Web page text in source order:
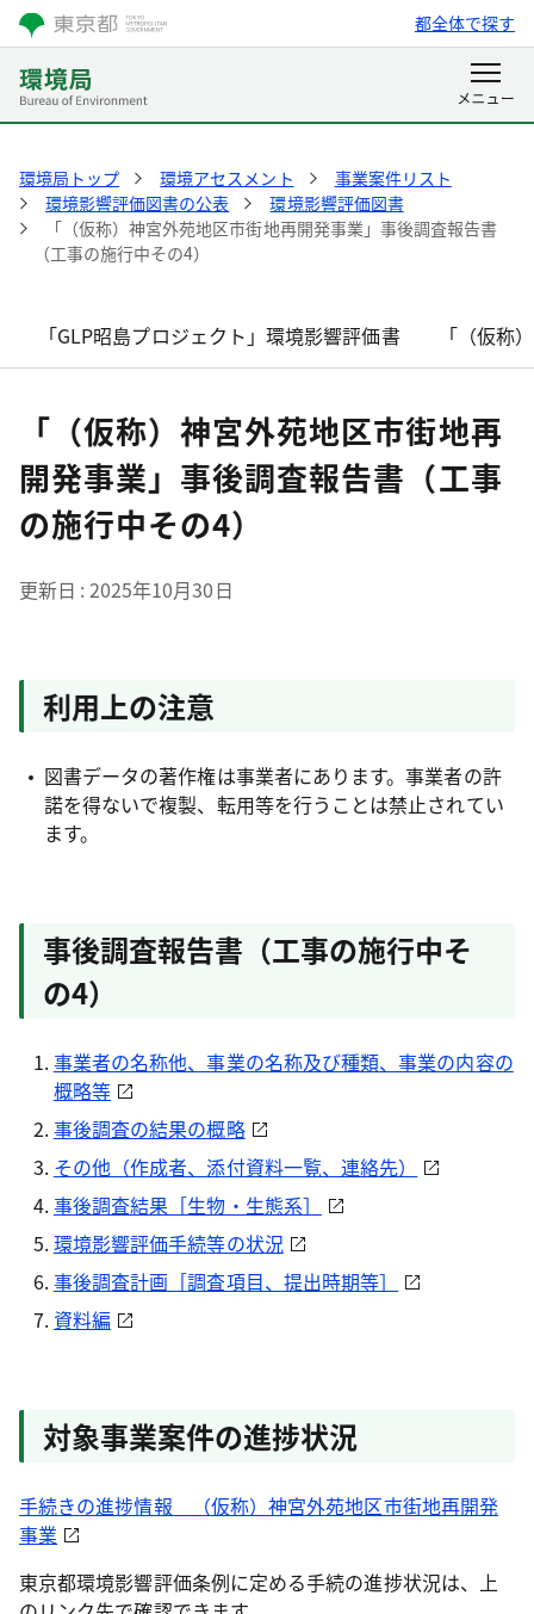
都全体で探す
環境局トップ 環境アセスメント
事業案件リスト
環境影響評価図書の公表
環境影響評価図書
「（仮称）神宮外苑地区市街地再開発事業」事後調査報告書
（工事の施行中その4）
「GLP昭島プロジェクト」環境影響評価書 「（仮称
「（仮称）神宮外苑地区市街地再
開発事業」事後調査報告書（工事
の施行中その4）
更新日 2025年10月30日
利用上の注意
図書データの著作権は事業者にあります。事業者の許
諾を得ないで複製、転用等を行うことは禁止されてい
ます。
事後調査報告書（工事の施行中そ
の4）
事業者の名称他、事業の名称及び種類、事業の内容の
概略等
事後調査の結果の概略
その他（作成者、添付資料一覧、連絡先）
事後調査結果［生物・生態系］
環境影響評価手続等の状況
事後調査計画［調査項目、提出時期等］
資料編
対象事業案件の進捗状況
手続きの進捗情報 （仮称）神宮外苑地区市街地再開発
事業
東京都環境影響評価条例に定める手続の進捗状況は、上